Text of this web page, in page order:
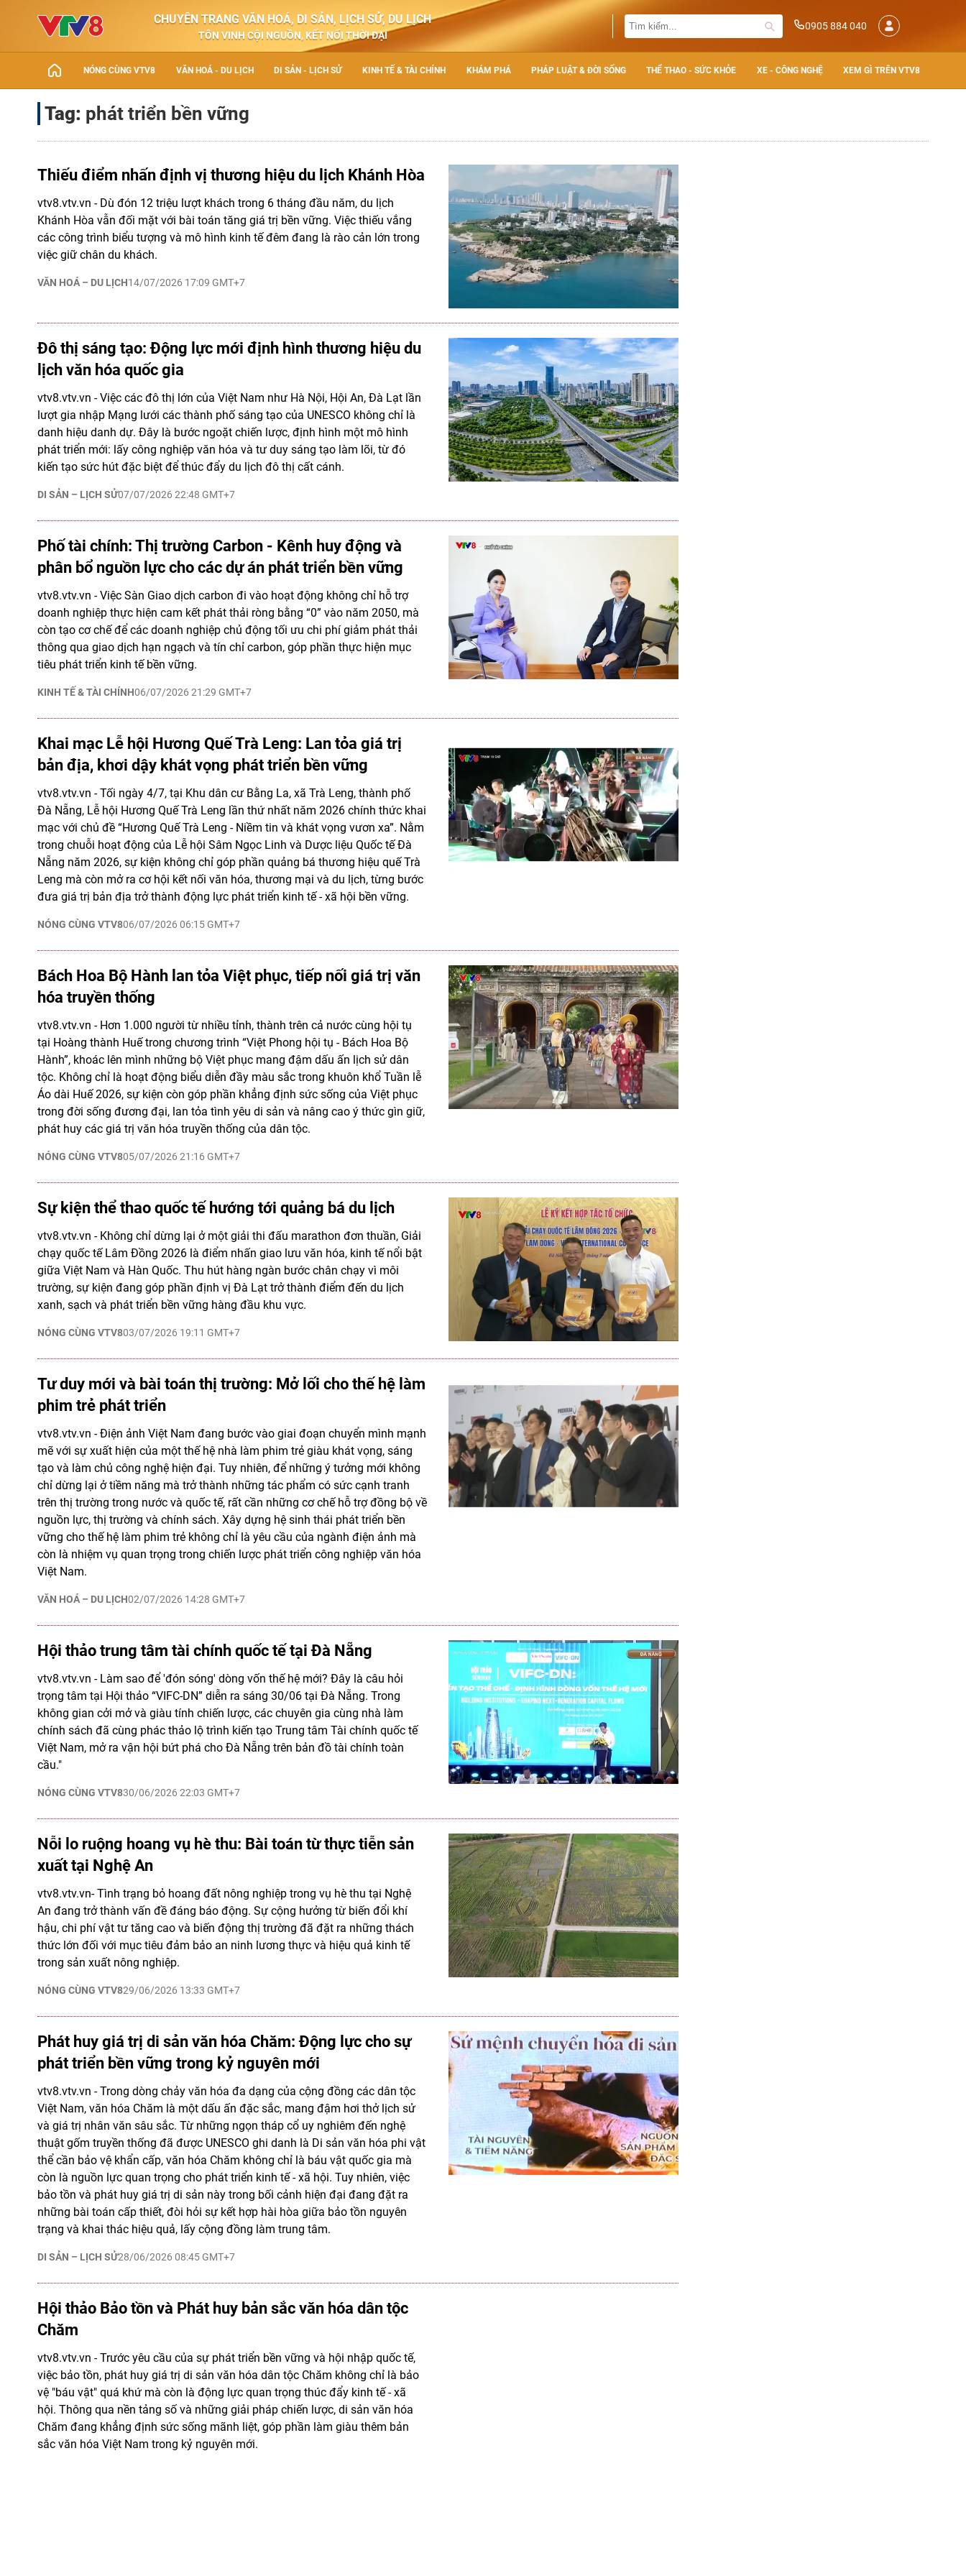
CHUYÊN TRANG VĂN HOÁ, DI SẢN, LỊCH SỬ, DU LỊCH
TÔN VINH CỘI NGUỒN, KẾT NỐI THỜI ĐẠI
0905 884 040
NÓNG CÙNG VTV8 VĂN HOÁ - DU LỊCH DI SẢN - LỊCH SỬ KINH TẾ & TÀI CHÍNH KHÁM PHÁ PHÁP LUẬT & ĐỜI SỐNG THỂ THAO - SỨC KHỎE XE - CÔNG NGHỆ XEM GÌ TRÊN VTV8
Tag: phát triển bền vững
Thiếu điểm nhấn định vị thương hiệu du lịch Khánh Hòa
VĂN HOÁ – DU LỊCH14/07/2026 17:09 GMT+7
vtv8.vtv.vn - Dù đón 12 triệu lượt khách trong 6 tháng đầu năm, du lịch
Khánh Hòa vẫn đối mặt với bài toán tăng giá trị bền vững. Việc thiếu vắng
các công trình biểu tượng và mô hình kinh tế đêm đang là rào cản lớn trong
việc giữ chân du khách.
Đô thị sáng tạo: Động lực mới định hình thương hiệu du
lịch văn hóa quốc gia
DI SẢN – LỊCH SỬ07/07/2026 22:48 GMT+7
vtv8.vtv.vn - Việc các đô thị lớn của Việt Nam như Hà Nội, Hội An, Đà Lạt lần
lượt gia nhập Mạng lưới các thành phố sáng tạo của UNESCO không chỉ là
danh hiệu danh dự. Đây là bước ngoặt chiến lược, định hình một mô hình
phát triển mới: lấy công nghiệp văn hóa và tư duy sáng tạo làm lõi, từ đó
kiến tạo sức hút đặc biệt để thúc đẩy du lịch đô thị cất cánh.
Phố tài chính: Thị trường Carbon - Kênh huy động và
phân bổ nguồn lực cho các dự án phát triển bền vững
KINH TẾ & TÀI CHÍNH06/07/2026 21:29 GMT+7
vtv8.vtv.vn - Việc Sàn Giao dịch carbon đi vào hoạt động không chỉ hỗ trợ
doanh nghiệp thực hiện cam kết phát thải ròng bằng “0” vào năm 2050, mà
còn tạo cơ chế để các doanh nghiệp chủ động tối ưu chi phí giảm phát thải
thông qua giao dịch hạn ngạch và tín chỉ carbon, góp phần thực hiện mục
tiêu phát triển kinh tế bền vững.
Khai mạc Lễ hội Hương Quế Trà Leng: Lan tỏa giá trị
bản địa, khơi dậy khát vọng phát triển bền vững
NÓNG CÙNG VTV806/07/2026 06:15 GMT+7
vtv8.vtv.vn - Tối ngày 4/7, tại Khu dân cư Bằng La, xã Trà Leng, thành phố
Đà Nẵng, Lễ hội Hương Quế Trà Leng lần thứ nhất năm 2026 chính thức khai
mạc với chủ đề “Hương Quế Trà Leng - Niềm tin và khát vọng vươn xa”. Nằm
trong chuỗi hoạt động của Lễ hội Sâm Ngọc Linh và Dược liệu Quốc tế Đà
Nẵng năm 2026, sự kiện không chỉ góp phần quảng bá thương hiệu quế Trà
Leng mà còn mở ra cơ hội kết nối văn hóa, thương mại và du lịch, từng bước
đưa giá trị bản địa trở thành động lực phát triển kinh tế - xã hội bền vững.
Bách Hoa Bộ Hành lan tỏa Việt phục, tiếp nối giá trị văn
hóa truyền thống
NÓNG CÙNG VTV805/07/2026 21:16 GMT+7
vtv8.vtv.vn - Hơn 1.000 người từ nhiều tỉnh, thành trên cả nước cùng hội tụ
tại Hoàng thành Huế trong chương trình “Việt Phong hội tụ - Bách Hoa Bộ
Hành”, khoác lên mình những bộ Việt phục mang đậm dấu ấn lịch sử dân
tộc. Không chỉ là hoạt động biểu diễn đầy màu sắc trong khuôn khổ Tuần lễ
Áo dài Huế 2026, sự kiện còn góp phần khẳng định sức sống của Việt phục
trong đời sống đương đại, lan tỏa tình yêu di sản và nâng cao ý thức gìn giữ,
phát huy các giá trị văn hóa truyền thống của dân tộc.
Sự kiện thể thao quốc tế hướng tới quảng bá du lịch
NÓNG CÙNG VTV803/07/2026 19:11 GMT+7
vtv8.vtv.vn - Không chỉ dừng lại ở một giải thi đấu marathon đơn thuần, Giải
chạy quốc tế Lâm Đồng 2026 là điểm nhấn giao lưu văn hóa, kinh tế nổi bật
giữa Việt Nam và Hàn Quốc. Thu hút hàng ngàn bước chân chạy vì môi
trường, sự kiện đang góp phần định vị Đà Lạt trở thành điểm đến du lịch
xanh, sạch và phát triển bền vững hàng đầu khu vực.
Tư duy mới và bài toán thị trường: Mở lối cho thế hệ làm
phim trẻ phát triển
VĂN HOÁ – DU LỊCH02/07/2026 14:28 GMT+7
vtv8.vtv.vn - Điện ảnh Việt Nam đang bước vào giai đoạn chuyển mình mạnh
mẽ với sự xuất hiện của một thế hệ nhà làm phim trẻ giàu khát vọng, sáng
tạo và làm chủ công nghệ hiện đại. Tuy nhiên, để những ý tưởng mới không
chỉ dừng lại ở tiềm năng mà trở thành những tác phẩm có sức cạnh tranh
trên thị trường trong nước và quốc tế, rất cần những cơ chế hỗ trợ đồng bộ về
nguồn lực, thị trường và chính sách. Xây dựng hệ sinh thái phát triển bền
vững cho thế hệ làm phim trẻ không chỉ là yêu cầu của ngành điện ảnh mà
còn là nhiệm vụ quan trọng trong chiến lược phát triển công nghiệp văn hóa
Việt Nam.
Hội thảo trung tâm tài chính quốc tế tại Đà Nẵng
NÓNG CÙNG VTV830/06/2026 22:03 GMT+7
vtv8.vtv.vn - Làm sao để 'đón sóng' dòng vốn thế hệ mới? Đây là câu hỏi
trọng tâm tại Hội thảo “VIFC-DN” diễn ra sáng 30/06 tại Đà Nẵng. Trong
không gian cởi mở và giàu tính chiến lược, các chuyên gia cùng nhà làm
chính sách đã cùng phác thảo lộ trình kiến tạo Trung tâm Tài chính quốc tế
Việt Nam, mở ra vận hội bứt phá cho Đà Nẵng trên bản đồ tài chính toàn
cầu."
Nỗi lo ruộng hoang vụ hè thu: Bài toán từ thực tiễn sản
xuất tại Nghệ An
NÓNG CÙNG VTV829/06/2026 13:33 GMT+7
vtv8.vtv.vn- Tình trạng bỏ hoang đất nông nghiệp trong vụ hè thu tại Nghệ
An đang trở thành vấn đề đáng báo động. Sự cộng hưởng từ biến đổi khí
hậu, chi phí vật tư tăng cao và biến động thị trường đã đặt ra những thách
thức lớn đối với mục tiêu đảm bảo an ninh lương thực và hiệu quả kinh tế
trong sản xuất nông nghiệp.
Phát huy giá trị di sản văn hóa Chăm: Động lực cho sự
phát triển bền vững trong kỷ nguyên mới
DI SẢN – LỊCH SỬ28/06/2026 08:45 GMT+7
vtv8.vtv.vn - Trong dòng chảy văn hóa đa dạng của cộng đồng các dân tộc
Việt Nam, văn hóa Chăm là một dấu ấn đặc sắc, mang đậm hơi thở lịch sử
và giá trị nhân văn sâu sắc. Từ những ngọn tháp cổ uy nghiêm đến nghệ
thuật gốm truyền thống đã được UNESCO ghi danh là Di sản văn hóa phi vật
thể cần bảo vệ khẩn cấp, văn hóa Chăm không chỉ là báu vật quốc gia mà
còn là nguồn lực quan trọng cho phát triển kinh tế - xã hội. Tuy nhiên, việc
bảo tồn và phát huy giá trị di sản này trong bối cảnh hiện đại đang đặt ra
những bài toán cấp thiết, đòi hỏi sự kết hợp hài hòa giữa bảo tồn nguyên
trạng và khai thác hiệu quả, lấy cộng đồng làm trung tâm.
Hội thảo Bảo tồn và Phát huy bản sắc văn hóa dân tộc
Chăm
vtv8.vtv.vn - Trước yêu cầu của sự phát triển bền vững và hội nhập quốc tế,
việc bảo tồn, phát huy giá trị di sản văn hóa dân tộc Chăm không chỉ là bảo
vệ "báu vật" quá khứ mà còn là động lực quan trọng thúc đẩy kinh tế - xã
hội. Thông qua nền tảng số và những giải pháp chiến lược, di sản văn hóa
Chăm đang khẳng định sức sống mãnh liệt, góp phần làm giàu thêm bản
sắc văn hóa Việt Nam trong kỷ nguyên mới.